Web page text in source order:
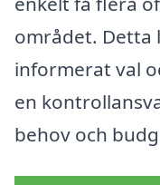
området. Detta
informerat val
en
behov och